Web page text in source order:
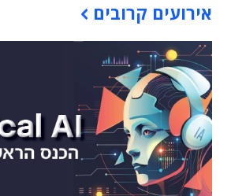
אירועים קרובים